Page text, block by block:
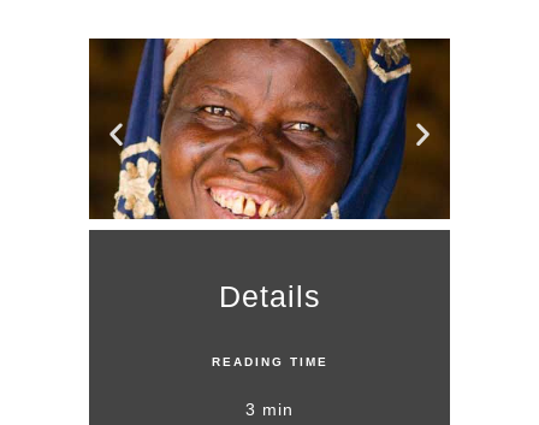
Details
READING TIME
3 min